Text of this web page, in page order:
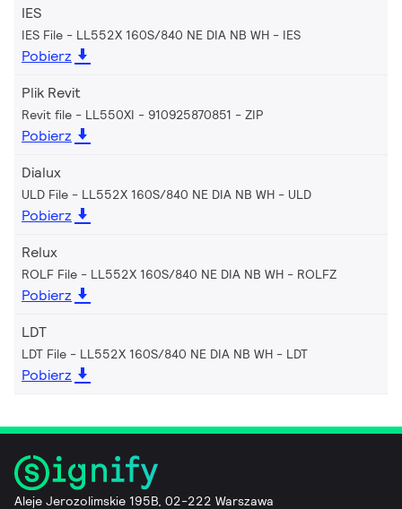
IES
IES File - LL552X 160S/840 NE DIA NB WH IES
Pobierz
Plik Revit
Revit file - LL550XI - 910925870851 ZIP
Pobierz
Dialux
ULD File - LL552X 160S/840 NE DIA NB WH ULD
Pobierz
Relux
ROLF File - LL552X 160S/840 NE DIA NB WH ROLFZ
Pobierz
LDT
LDT File - LL552X 160S/840 NE DIA NB WH LDT
Pobierz
Aleje Jerozolimskie 195B, 02-222 Warszawa